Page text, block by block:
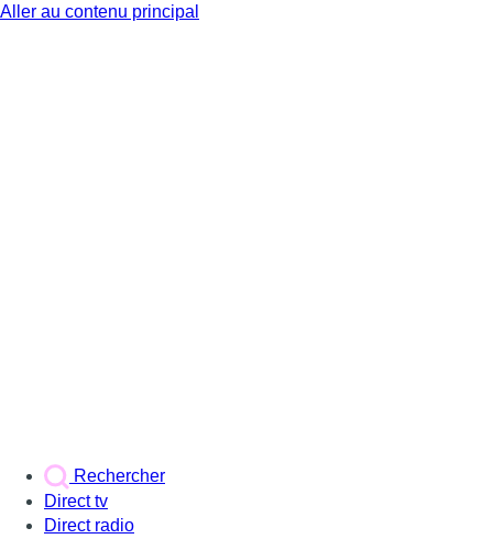
Aller au contenu principal
Rechercher
Direct tv
Direct radio